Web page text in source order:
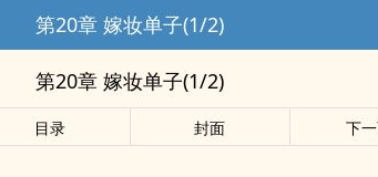
第20章 嫁妆单子(1/2)
第20章 嫁妆单子(1/2)
目录 封面 下